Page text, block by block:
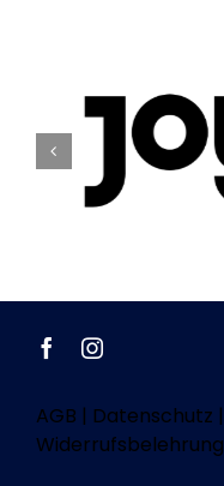
AGB | Datenschutz |
Widerrufsbelehrung